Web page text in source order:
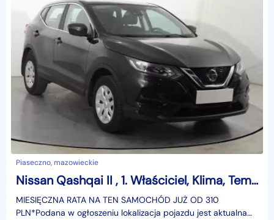
Piaseczno, mazowieckie
Nissan Qashqai II , 1. Właściciel, Klima, Tempomat, Parktronic,
MIESIĘCZNA RATA NA TEN SAMOCHÓD JUŻ OD 310
PLN*Podana w ogłoszeniu lokalizacja pojazdu jest aktualna